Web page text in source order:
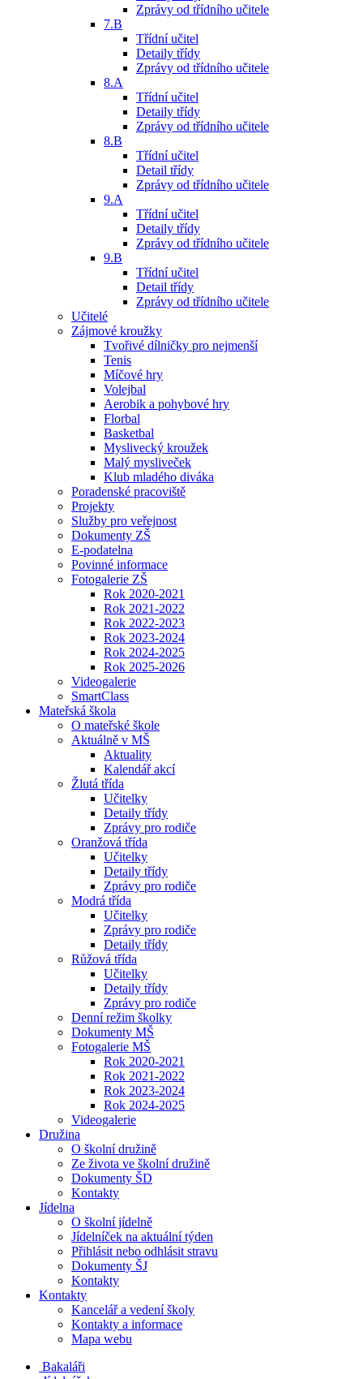
Zprávy od třídního učitele
7.B
Třídní učitel
Detaily třídy
Zprávy od třídního učitele
8.A
Třídní učitel
Detaily třídy
Zprávy od třídního učitele
8.B
Třídní učitel
Detail třídy
Zprávy od třídního učitele
9.A
Třídní učitel
Detaily třídy
Zprávy od třídního učitele
9.B
Třídní učitel
Detail třídy
Zprávy od třídního učitele
Učitelé
Zájmové kroužky
Tvořivé dílničky pro nejmenší
Tenis
Míčové hry
Volejbal
Aerobik a pohybové hry
Florbal
Basketbal
Myslivecký kroužek
Malý mysliveček
Klub mladého diváka
Poradenské pracoviště
Projekty
Služby pro veřejnost
Dokumenty ZŠ
E-podatelna
Povinné informace
Fotogalerie ZŠ
Rok 2020-2021
Rok 2021-2022
Rok 2022-2023
Rok 2023-2024
Rok 2024-2025
Rok 2025-2026
Videogalerie
SmartClass
Mateřská škola
O mateřské škole
Aktuálně v MŠ
Aktuality
Kalendář akcí
Žlutá třída
Učitelky
Detaily třídy
Zprávy pro rodiče
Oranžová třída
Učitelky
Detaily třídy
Zprávy pro rodiče
Modrá třída
Učitelky
Zprávy pro rodiče
Detaily třídy
Růžová třída
Učitelky
Detaily třídy
Zprávy pro rodiče
Denní režim školky
Dokumenty MŠ
Fotogalerie MŠ
Rok 2020-2021
Rok 2021-2022
Rok 2023-2024
Rok 2024-2025
Videogalerie
Družina
O školní družině
Ze života ve školní družině
Dokumenty ŠD
Kontakty
Jídelna
O školní jídelně
Jídelníček na aktuální týden
Přihlásit nebo odhlásit stravu
Dokumenty ŠJ
Kontakty
Kontakty
Kancelář a vedení školy
Kontakty a informace
Mapa webu
Bakaláři